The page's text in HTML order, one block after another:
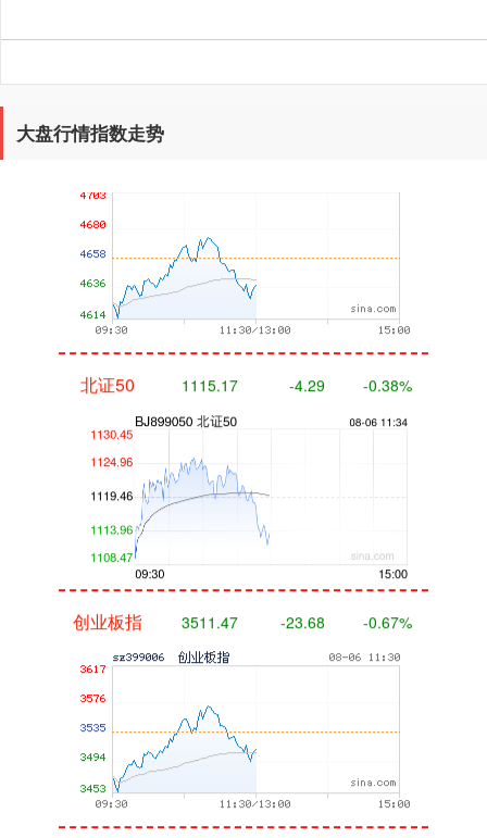
大盘行情指数走势
北证50 1115.17 -4.29 -0.38%
创业板指 3511.47 -23.68 -0.67%
基金指数 7227.48 -3.95 -0.05%